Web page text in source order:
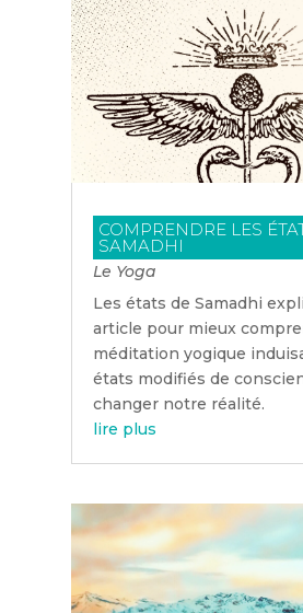
COMPRENDRE LES
SAMADHI
Le Yoga
Les états de Samadhi
article pour mieux
méditation yogique
états modifiés de
changer notre réalité.
lire plus